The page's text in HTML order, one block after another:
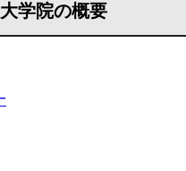
大学院の概要